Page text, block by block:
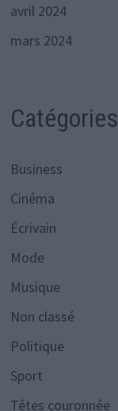
avril 2024
mars 2024
Catégories
Business
Cinéma
Écrivain
Mode
Musique
Non classé
Politique
Sport
Têtes couronnée